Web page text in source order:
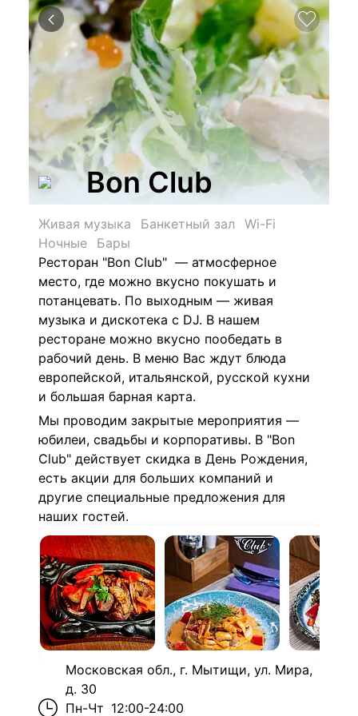
Bon Club
Живая музыка Банкетный зал
Wi-Fi
Ночные
Бары
Ресторан "Bon Club" — атмосферное
место, где можно вкусно покушать и
потанцевать. По выходным — живая
музыка и дискотека с DJ. В нашем
ресторане можно вкусно пообедать в
рабочий день. В меню Вас ждут блюда
европейской, итальянской, русской кухни
и большая барная карта.
Мы проводим закрытые мероприятия —
юбилеи, свадьбы и корпоративы. В "Bon
Club" действует скидка в День Рождения,
есть акции для больших компаний и
другие специальные предложения для
наших гостей.
Московская обл., г. Мытищи, ул. Мира,
д. 30
Пн-Чт 12:00-24:00